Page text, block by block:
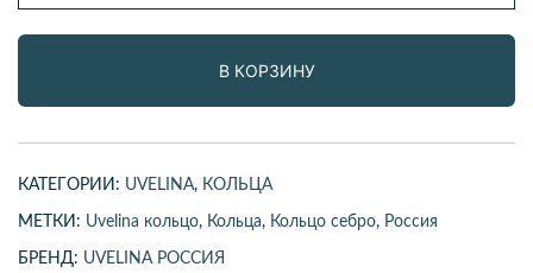
Кольцо
В КОРЗИНУ
КАТЕГОРИИ: UVELINA, КОЛЬЦА
МЕТКИ: Uvelina кольцо, Кольца, Кольцо себро, Россия
БРЕНД: UVELINA РОССИЯ